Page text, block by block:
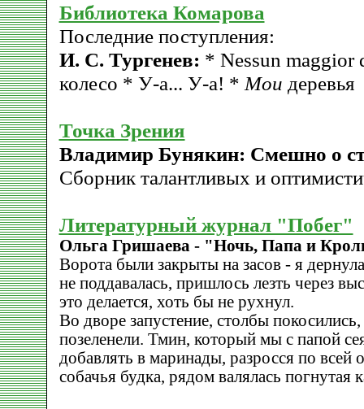
Библиотека Комарова
Последние поступления:
И. С. Тургенев: * Nessun maggior
колесо * У-а... У-а! * Мои деревья
Точка Зрения
Владимир Бунякин: Смешно о
Сборник талантливых и
Литературный журнал "Побег"
Ольга Гришаева - "Ночь, Папа и
Ворота были закрыты на засов - я
не поддавалась, пришлось лезть через
это делается, хоть бы не рухнул.
Во дворе запустение, столбы
позеленели. Тмин, который мы с папой
добавлять в маринады, разросся по всей
собачья будка, рядом валялась погнутая